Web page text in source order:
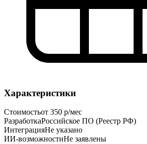
Характеристики
Стоимостьот 350 р/мес
РазработкаРоссийское ПО (Реестр РФ)
ИнтеграцияНе указано
ИИ-возможностиНе заявлены